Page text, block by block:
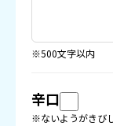
※500文字以内
辛口
※ないようがきび